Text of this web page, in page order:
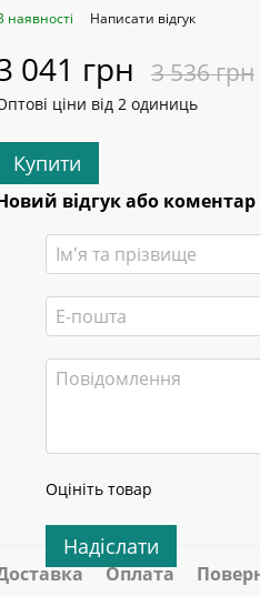
наявності Написати відгук
041 грн 3 536 грн
ціни від 2 одиниць
Купити
відгук або коментар
Оцініть товар
Надіслати
Оплата